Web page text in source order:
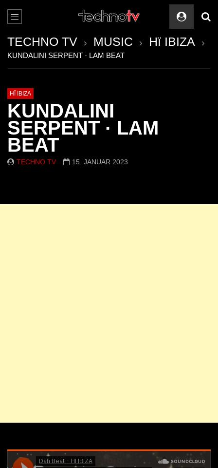
TECHNO TV MUSIC Hï IBIZA
KUNDALINI SERPENT · LAM BEAT
HÏ IBIZA
KUNDALINI
SERPENT · LAM
BEAT
TECHNO TV 15. JANUAR 2023